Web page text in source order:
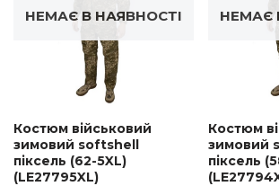
НЕМАЄ В НАЯВНОСТІ
Костюм військовий
зимовий softshell
піксель (62-5XL)
(LE27795XL)
НЕМАЄ
Костюм
зимовий
піксель